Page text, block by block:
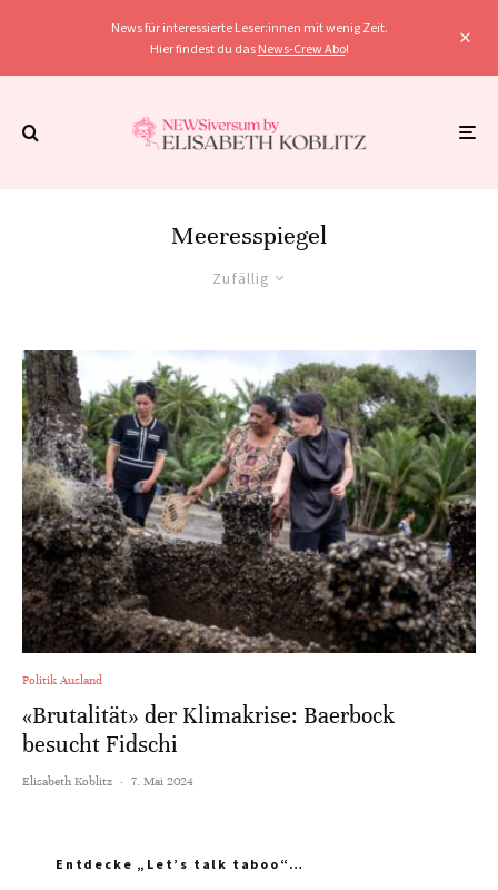
News für interessierte Leser:innen mit wenig Zeit.
Hier findest du das News-Crew Abo!
Meeresspiegel
Zufällig
Politik Ausland
«Brutalität» der Klimakrise: Baerbock
besucht Fidschi
Elisabeth Koblitz · 7. Mai 2024
Entdecke „Let’s talk taboo“…